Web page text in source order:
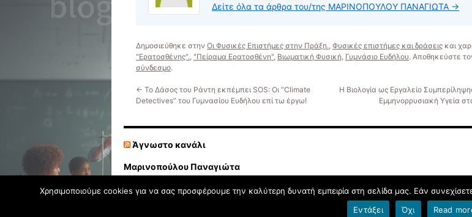
Δείτε όλα τα άρθρα του/της ΜΑΡΙΝΟΠΟΥΛΟΥ ΠΑΝΑΓΙΩΤΑ →
Δημοσιεύθηκε στην Οι Φυσικές Επιστήμες στην Πράξη., Φυσικές επιστήμες και δράσεις και
"Ερατοσθένης"., "Πείραμα Ερατοσθένη", Βιωματική Φυσική, Γυμνάσιο Ευδήλου. Αποθηκεύστε
σύνδεσμο.
← Το Δάσος του Ράντη εκπέμπει SOS: Οι “Climate
Detectives” του Γυμνασίου Ευδήλου επί τω έργω!
Η Βιολογία ως Εργαλείο
Εμμηνορρυσιακή Υγεία
Άγνωστο κανάλι
Μαρινοπούλου Παναγιώτα
Χρησιμοποιούμε cookies για να σας προσφέρουμε την καλύτερη δυνατή εμπειρία στη σελίδα μας. Εάν
Εντάξει
Όχι Read